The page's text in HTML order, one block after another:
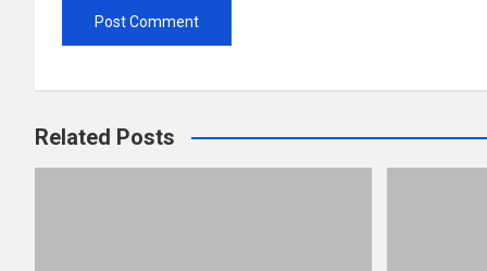
Related Posts